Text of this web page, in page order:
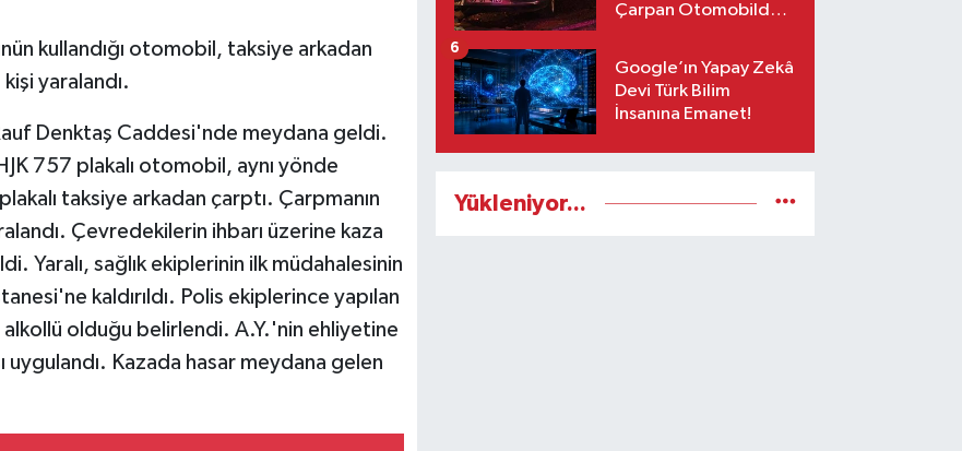
kullandığı otomobil, taksiye arkadan
yaralandı.
Denktaş Caddesi'nde meydana geldi.
757 plakalı otomobil, aynı yönde
taksiye arkadan çarptı. Çarpmanın
Çevredekilerin ihbarı üzerine kaza
Yaralı, sağlık ekiplerinin ilk müdahalesinin
kaldırıldı. Polis ekiplerince yapılan
olduğu belirlendi. A.Y.'nin ehliyetine
Kazada hasar meydana gelen
Çarpan Otomobilde 1
Google’ın Yapay Zekâ
Devi Türk Bilim
İnsanına Emanet!
6
Yükleniyor...